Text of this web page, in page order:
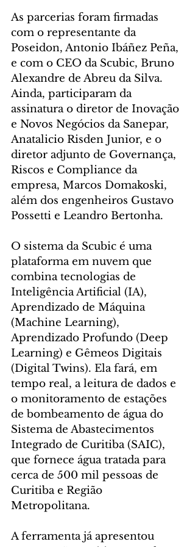
As parcerias foram firmadas
com o representante da
Poseidon, Antonio Ibáñez Peña,
e com o CEO da Scubic, Bruno
Alexandre de Abreu da Silva.
Ainda, participaram da
assinatura o diretor de Inovação
e Novos Negócios da Sanepar,
Anatalicio Risden Junior, e o
diretor adjunto de Governança,
Riscos e Compliance da
empresa, Marcos Domakoski,
além dos engenheiros Gustavo
Possetti e Leandro Bertonha.
O sistema da Scubic é uma
plataforma em nuvem que
combina tecnologias de
Inteligência Artificial (IA),
Aprendizado de Máquina
(Machine Learning),
Aprendizado Profundo (Deep
Learning) e Gêmeos Digitais
(Digital Twins). Ela fará, em
tempo real, a leitura de dados e
o monitoramento de estações
de bombeamento de água do
Sistema de Abastecimentos
Integrado de Curitiba (SAIC),
que fornece água tratada para
cerca de 500 mil pessoas de
Curitiba e Região
Metropolitana.
A ferramenta já apresentou